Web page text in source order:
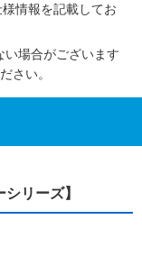
情報を記載してお
場合がございます
さい。
リーズ】